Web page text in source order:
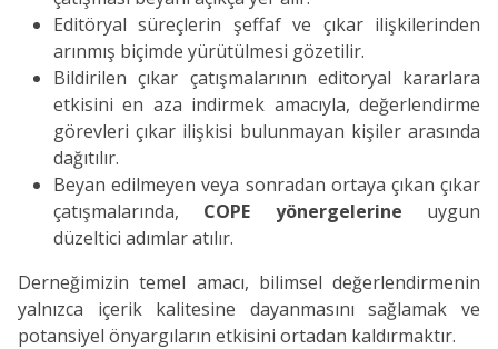
Editöryal süreçlerin şeffaf ve çıkar ilişkilerinden
arınmış biçimde yürütülmesi gözetilir.
Bildirilen çıkar çatışmalarının editoryal kararlara
etkisini en aza indirmek amacıyla, değerlendirme
görevleri çıkar ilişkisi bulunmayan kişiler arasında
dağıtılır.
Beyan edilmeyen veya sonradan ortaya çıkan çıkar
çatışmalarında, COPE yönergelerine uygun
düzeltici adımlar atılır.
Derneğimizin temel amacı, bilimsel değerlendirmenin
yalnızca içerik kalitesine dayanmasını sağlamak ve
potansiyel önyargıların etkisini ortadan kaldırmaktır.